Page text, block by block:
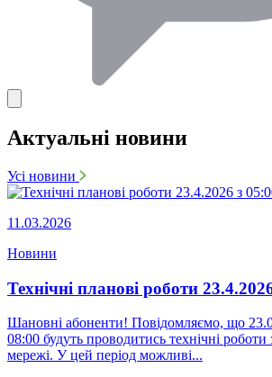
Актуальні новини
Усі новини
11.03.2026
Новини
Технічні планові роботи
Шановні абоненти! Повідомляємо, що
08:00 будуть проводитись технічні роботи
мережі. У цей період можливі...